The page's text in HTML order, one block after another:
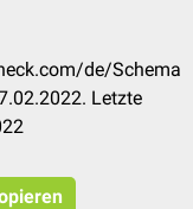
de/Schema
Letzte